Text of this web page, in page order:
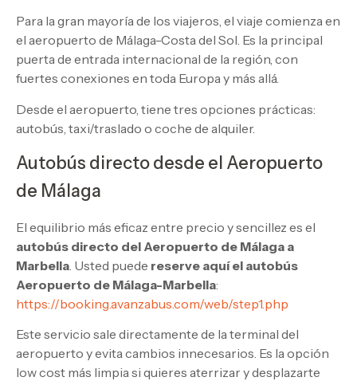
Para la gran mayoría de los viajeros, el viaje comienza en
el aeropuerto de Málaga-Costa del Sol. Es la principal
puerta de entrada internacional de la región, con
fuertes conexiones en toda Europa y más allá.
Desde el aeropuerto, tiene tres opciones prácticas:
autobús, taxi/traslado o coche de alquiler.
Autobús directo desde el Aeropuerto
de Málaga
El equilibrio más eficaz entre precio y sencillez es el
autobús directo del Aeropuerto de Málaga a
Marbella . Usted puede reserve aquí el autobús
Aeropuerto de Málaga-Marbella:
https://booking.avanzabus.com/web/step1.php
Este servicio sale directamente de la terminal del
aeropuerto y evita cambios innecesarios. Es la opción
low cost más limpia si quieres aterrizar y desplazarte